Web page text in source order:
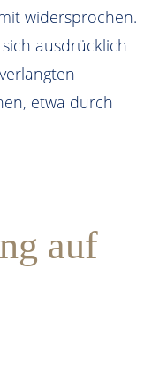
widersprochen.
ausdrücklich
etwa durch
auf